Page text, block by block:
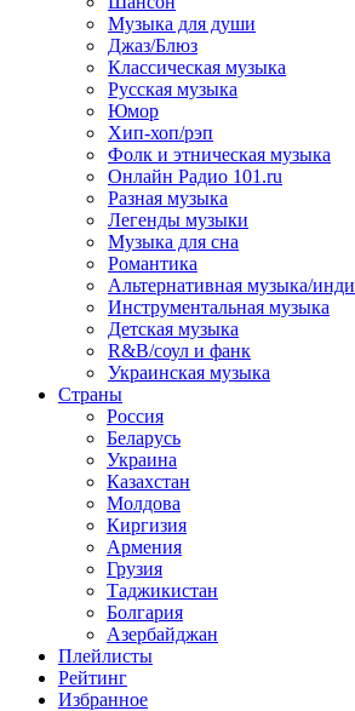
Музыка для души
Джаз/Блюз
Классическая музыка
Русская музыка
Юмор
Хип-хоп/рэп
Фолк и этническая музыка
Онлайн Радио 101.ru
Разная музыка
Легенды музыки
Музыка для сна
Романтика
Альтернативная музыка/инди
Инструментальная музыка
Детская музыка
R&B/cоул и фанк
Украинская музыка
Страны
Россия
Беларусь
Украина
Казахстан
Молдова
Киргизия
Армения
Грузия
Таджикистан
Болгария
Азербайджан
Плейлисты
Рейтинг
Избранное